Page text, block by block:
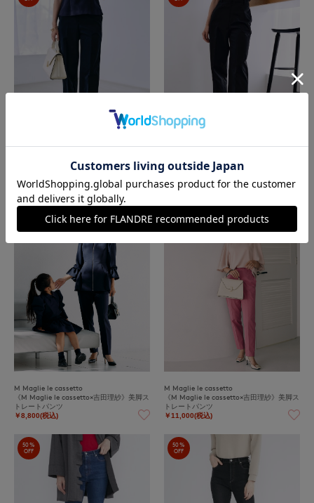
M Maglie le cassetto
《M Maglie le cassetto×吉田理紗》快適セ
ミワイドパンツ
￥9,680(税込)
M Maglie le cassetto
《M Maglie le cassetto×吉田理紗》快適セ
ミワイドパンツ
￥9,680(税込)
M Maglie le cassetto
《M Maglie le cassetto×吉田理紗》美脚ス
トレートパンツ
￥8,800(税込)
50%
OFF
M Maglie le cassetto
《M Maglie le cassetto×吉田理紗》美脚ス
トレートパンツ
￥11,000(税込)
50%
OFF
50%
OFF